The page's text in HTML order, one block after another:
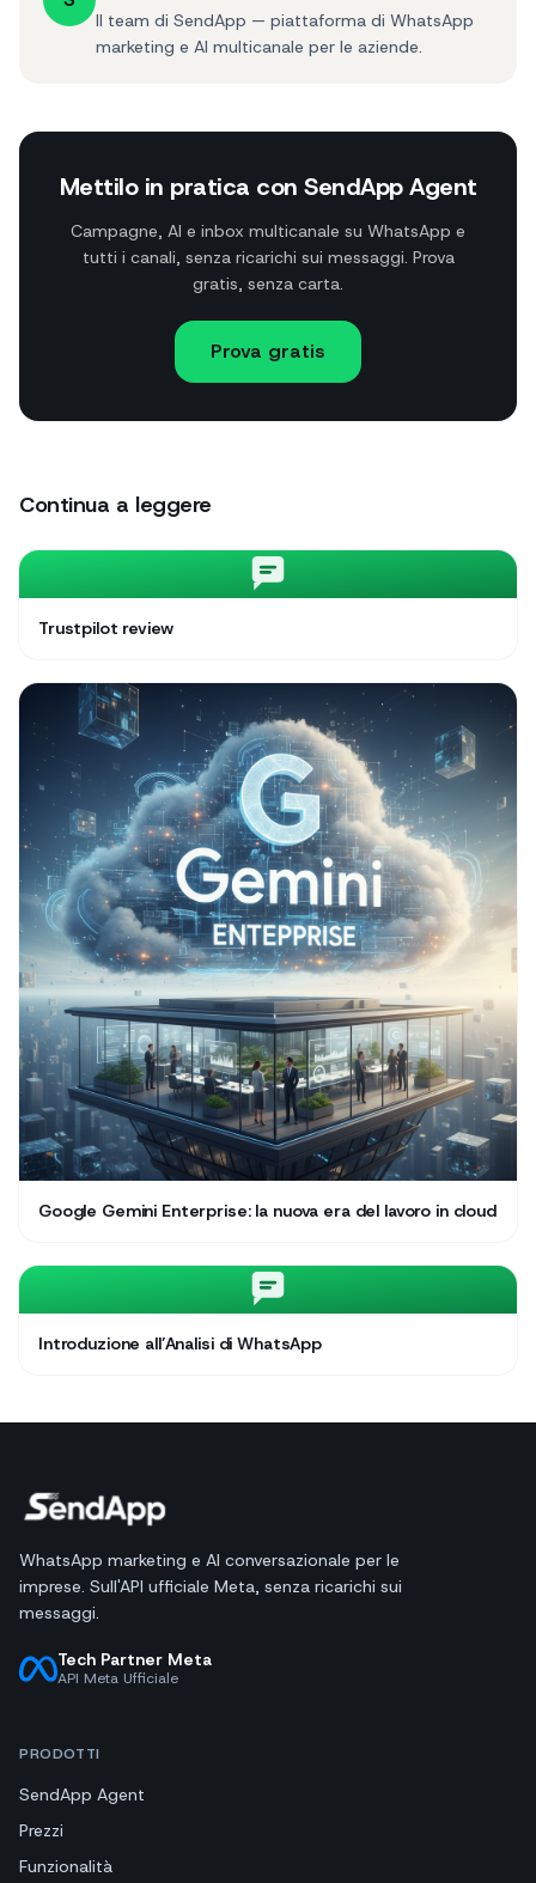
Il team di SendApp — piattaforma di WhatsApp
marketing e AI multicanale per le aziende.
Mettilo in pratica con SendApp Agent
Campagne, AI e inbox multicanale su WhatsApp e
tutti i canali, senza ricarichi sui messaggi. Prova
gratis, senza carta.
Prova gratis
Continua a leggere
Trustpilot review
Google Gemini Enterprise: la nuova era del lavoro in cloud
Introduzione all’Analisi di WhatsApp
WhatsApp marketing e AI conversazionale per le
imprese. Sull'API ufficiale Meta, senza ricarichi sui
messaggi.
Tech Partner Meta
API Meta Ufficiale
PRODOTTI
SendApp Agent
Prezzi
Funzionalità